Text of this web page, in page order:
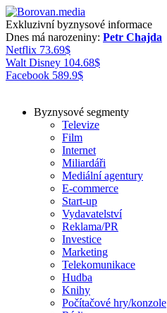
Exkluzivní byznysové informace
Dnes má narozeniny: Petr Chajda
Netflix 73.69$
Walt Disney 104.68$
Facebook 589.9$
Byznysové segmenty
Televize
Film
Internet
Miliardáři
Mediální agentury
E-commerce
Start-up
Vydavatelství
Reklama/PR
Investice
Marketing
Telekomunikace
Hudba
Knihy
Počítačové hry/konzole